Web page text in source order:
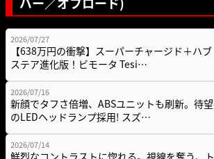
2026/07/27
【638万円の衝撃】スーパーチャージド＋ハブ
ステア進化版！ビモータ Tesi…
2026/07/16
新顔でタフさ倍増、ABSユニットも刷新。待望
のLEDヘッドランプ採用! スズ…
2026/07/14